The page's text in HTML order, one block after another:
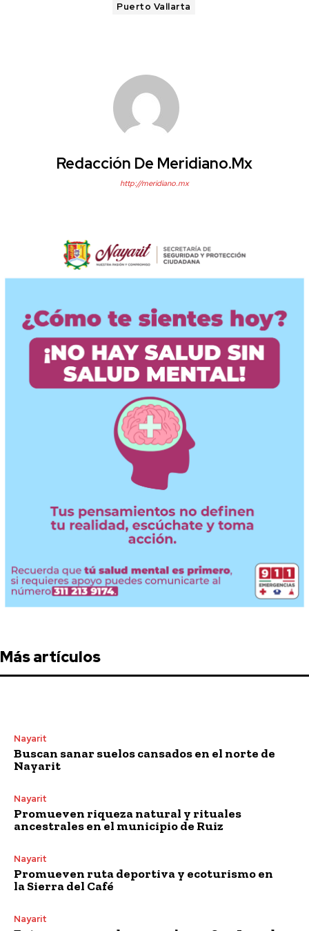
Puerto Vallarta
Redacción De Meridiano.mx
http://meridiano.mx
Más artículos
Nayarit
Buscan sanar suelos cansados en el norte de
Nayarit
Nayarit
Promueven riqueza natural y rituales
ancestrales en el municipio de Ruiz
Nayarit
Promueven ruta deportiva y ecoturismo en
la Sierra del Café
Nayarit